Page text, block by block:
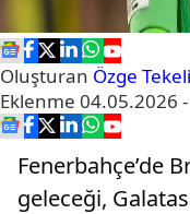
Oluşturan Özge Tekeli
Eklenme 04.05.2026
Fenerbahçe’de
geleceği,